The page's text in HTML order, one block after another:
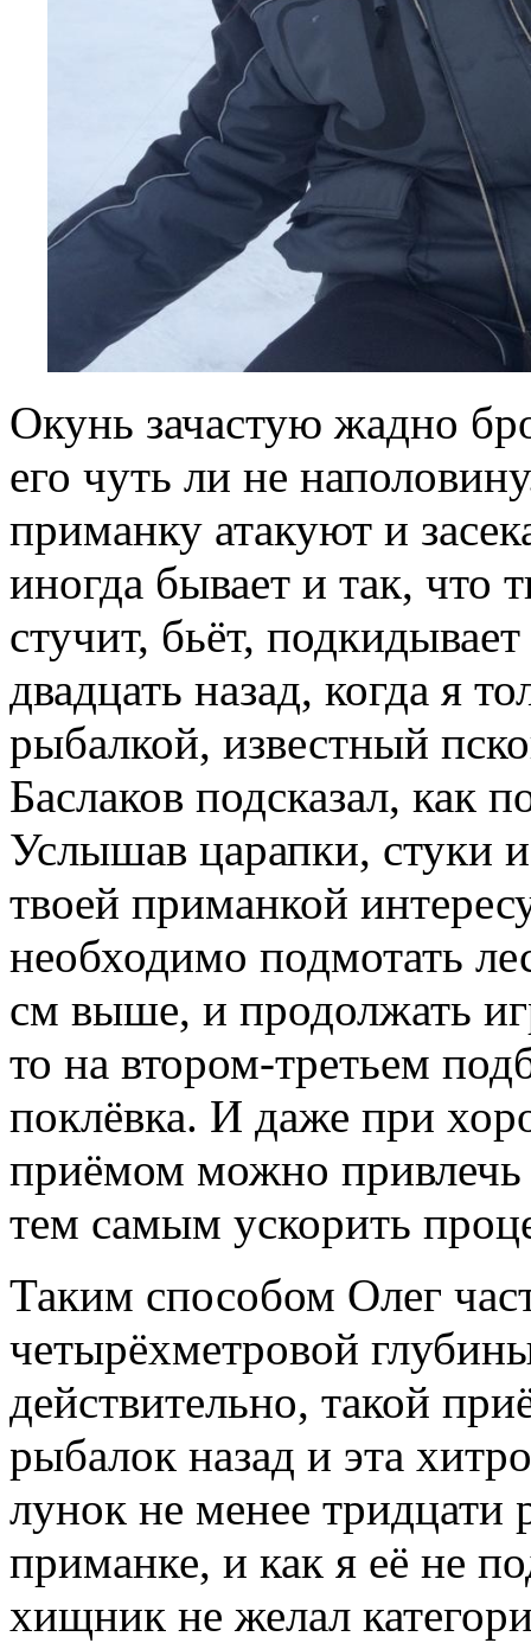
Окунь зачастую жадно
его чуть ли не
приманку атакуют и
иногда бывает и так, что
стучит, бьёт,
двадцать назад, когда я
рыбалкой, известный
Баслаков подсказал, как
Услышав царапки, стуки
твоей приманкой
необходимо подмотать
см выше, и продолжать
то на втором-третьем
поклёвка. И даже при
приёмом можно привлечь
тем самым ускорить
Таким способом Олег
четырёхметровой
действительно, такой
рыбалок назад и эта
лунок не менее тридцати
приманке, и как я её не
хищник не желал